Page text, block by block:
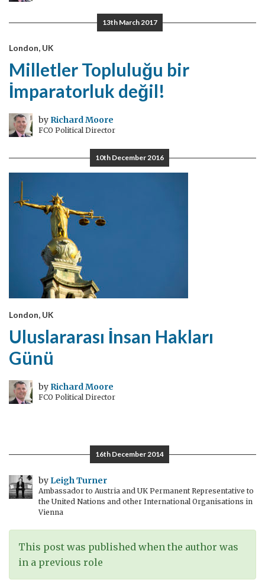
13th March 2017
London, UK
Milletler Topluluğu bir
İmparatorluk değil!
by Richard Moore
FCO Political Director
10th December 2016
London, UK
Uluslararası İnsan Hakları
Günü
by Richard Moore
FCO Political Director
16th December 2014
by Leigh Turner
Ambassador to Austria and UK Permanent Representative to
the United Nations and other International Organisations in
Vienna
This post was published when the author was
in a previous role